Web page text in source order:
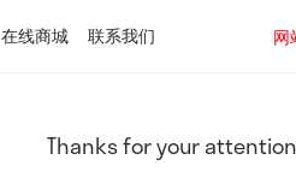
在线商城 联系我们
网
Thanks for your